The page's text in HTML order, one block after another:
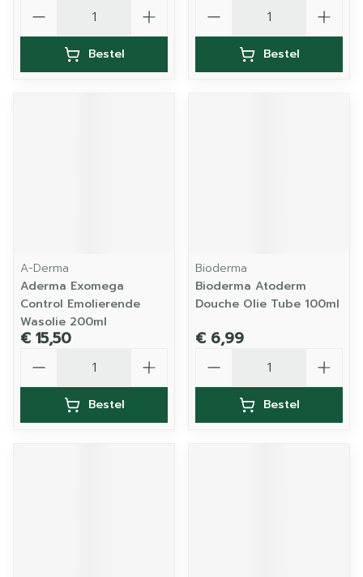
Bestel Bestel
A-Derma
Aderma Exomega
Control Emolierende
Wasolie 200ml
€ 15,50
Bestel
Bioderma
Bioderma Atoderm
Douche Olie Tube 100ml
€ 6,99
Bestel